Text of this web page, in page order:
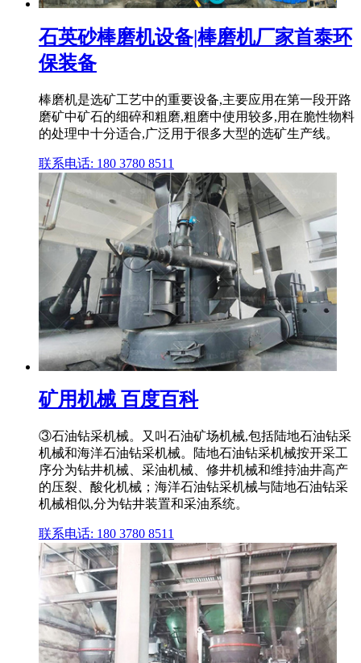
石英砂棒磨机设备|棒磨机厂家首泰环
保装备
棒磨机是选矿工艺中的重要设备,主要应用在第一段开路
磨矿中矿石的细碎和粗磨,粗磨中使用较多,用在脆性物料
的处理中十分适合,广泛用于很多大型的选矿生产线。
联系电话: 180 3780 8511
矿用机械 百度百科
③石油钻采机械。又叫石油矿场机械,包括陆地石油钻采
机械和海洋石油钻采机械。陆地石油钻采机械按开采工
序分为钻井机械、采油机械、修井机械和维持油井高产
的压裂、酸化机械；海洋石油钻采机械与陆地石油钻采
机械相似,分为钻井装置和采油系统。
联系电话: 180 3780 8511